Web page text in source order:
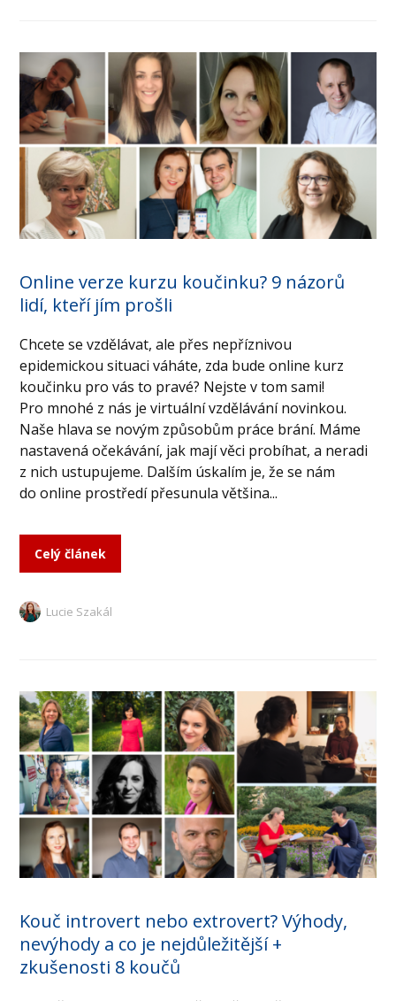
Online verze kurzu koučinku? 9 názorů
lidí, kteří jím prošli
Chcete se vzdělávat, ale přes nepříznivou
epidemickou situaci váháte, zda bude online kurz
koučinku pro vás to pravé? Nejste v tom sami!
Pro mnohé z nás je virtuální vzdělávání novinkou.
Naše hlava se novým způsobům práce brání. Máme
nastavená očekávání, jak mají věci probíhat, a neradi
z nich ustupujeme. Dalším úskalím je, že se nám
do online prostředí přesunula většina...
Celý článek
Lucie Szakál
Kouč introvert nebo extrovert? Výhody,
nevýhody a co je nejdůležitější +
zkušenosti 8 koučů